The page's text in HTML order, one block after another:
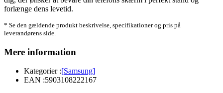
forlænge dens levetid.
* Se den gældende produkt beskrivelse, specifikationer og pris på
leverandørens side.
Mere information
Kategorier :[Samsung]
EAN :5903108222167